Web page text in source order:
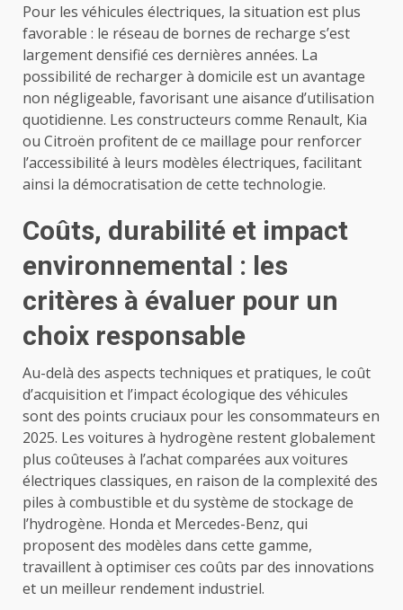
Pour les véhicules électriques, la situation est plus
favorable : le réseau de bornes de recharge s’est
largement densifié ces dernières années. La
possibilité de recharger à domicile est un avantage
non négligeable, favorisant une aisance d’utilisation
quotidienne. Les constructeurs comme Renault, Kia
ou Citroën profitent de ce maillage pour renforcer
l’accessibilité à leurs modèles électriques, facilitant
ainsi la démocratisation de cette technologie.
Coûts, durabilité et impact
environnemental : les
critères à évaluer pour un
choix responsable
Au-delà des aspects techniques et pratiques, le coût
d’acquisition et l’impact écologique des véhicules
sont des points cruciaux pour les consommateurs en
2025. Les voitures à hydrogène restent globalement
plus coûteuses à l’achat comparées aux voitures
électriques classiques, en raison de la complexité des
piles à combustible et du système de stockage de
l’hydrogène. Honda et Mercedes-Benz, qui
proposent des modèles dans cette gamme,
travaillent à optimiser ces coûts par des innovations
et un meilleur rendement industriel.